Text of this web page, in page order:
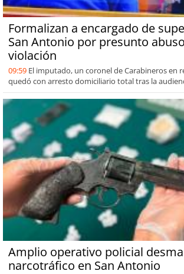
Formalizan a encargado de
San Antonio por presunto
violación
09:59 El imputado, un coronel de Carabineros en
quedó con arresto domiciliario total tras la
Amplio operativo policial
narcotráfico en San Antonio